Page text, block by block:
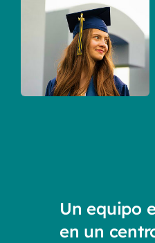
Un equipo
en un